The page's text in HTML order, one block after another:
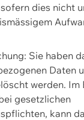
dies nicht
Sie haben
Daten
werden. Im
gesetzlichen
kann